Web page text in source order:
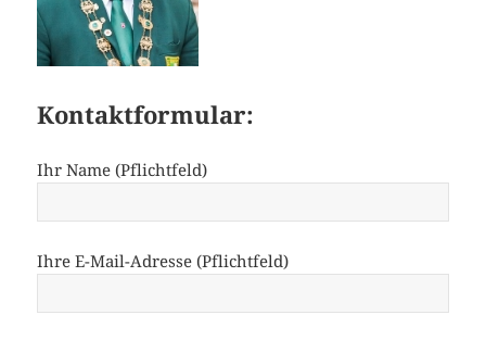
Kontaktformular:
Ihr Name (Pflichtfeld)
Ihre E-Mail-Adresse (Pflichtfeld)